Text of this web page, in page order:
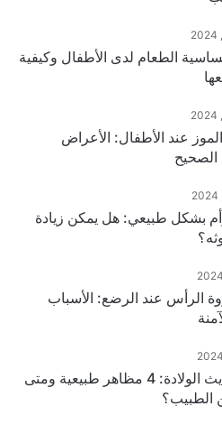
الطعام لدى الأطفال وكيفية
عند الأطفال: الأعراض
بشكل طبيعي: هل يمكن زيادة
الرأس عند الرضع: الأسباب
طفلك حديث الولادة: 4 مظاهر طبيعية ومتى
الطبيب؟